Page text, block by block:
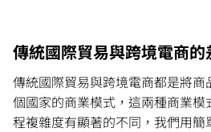
傳統國際貿易與跨境電商的
傳統國際貿易與跨境電商都是將
個國家的商業模式，這兩種商業
程複雜度有顯著的不同，我們用簡